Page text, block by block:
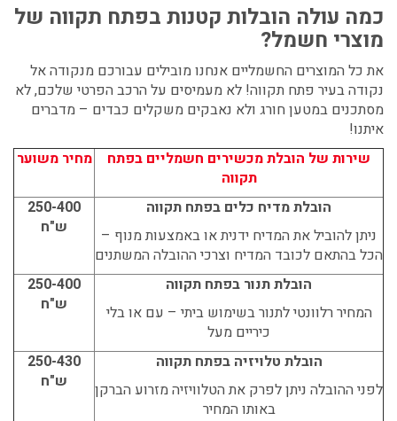
כמה עולה הובלות קטנות בפתח תקווה של
מוצרי חשמל?
את כל המוצרים החשמליים אנחנו מובילים עבורכם מנקודה אל
נקודה בעיר פתח תקווה! לא מעמיסים על הרכב הפרטי שלכם, לא
מסתכנים במטען חורג ולא נאבקים משקלים כבדים – מדברים
איתנו!
שירות של הובלת מכשירים חשמליים בפתח
תקווה
מחיר משוער
הובלת מדיח כלים בפתח תקווה
ניתן להוביל את המדיח ידנית או באמצעות מנוף –
הכל בהתאם לכובד המדיח וצרכי ההובלה המשתנים
250-400
ש"ח
הובלת תנור בפתח תקווה
המחיר רלוונטי לתנור בשימוש ביתי – עם או בלי
כיריים מעל
250-400
ש"ח
הובלת טלויזיה בפתח תקווה
לפני ההובלה ניתן לפרק את הטלוויזיה מזרוע הברקן
באותו המחיר
250-430
ש"ח